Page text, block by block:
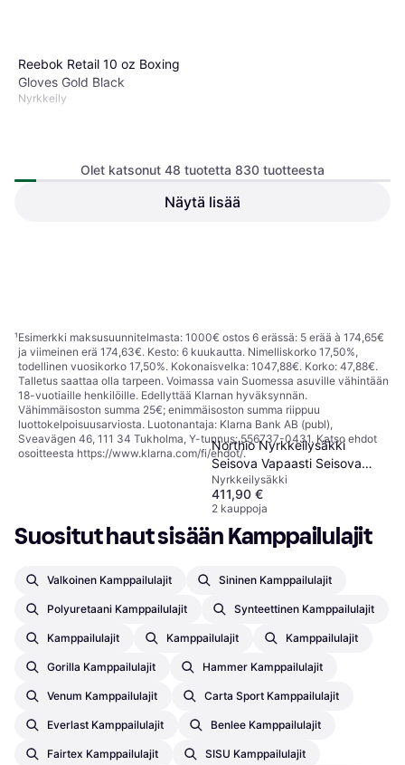
Reebok Retail 10 oz Boxing
Gloves Gold Black
Nyrkkeily
Northio Nyrkkeilysäkki
Seisova Vapaasti Seisova
Nyrkkeilysäkki Aikuisille 170
Imukuppipohjalla Raskas
Nyrkkeilysäkki Ammattilaisille
Nyrkkeilysäkki
411,90 €
2 kauppoja
Olet katsonut 48 tuotetta 830 tuotteesta
Näytä lisää
¹Esimerkki maksusuunnitelmasta: 1000€ ostos 6 erässä: 5 erää à 174,65€
ja viimeinen erä 174,63€. Kesto: 6 kuukautta. Nimelliskorko 17,50%,
todellinen vuosikorko 17,50%. Kokonaisvelka: 1047,88€. Korko: 47,88€.
Talletus saattaa olla tarpeen. Voimassa vain Suomessa asuville vähintään
18-vuotiaille henkilöille. Edellyttää Klarnan hyväksynnän.
Vähimmäisoston summa 25€; enimmäisoston summa riippuu
luottokelpoisuusarviosta. Luotonantaja: Klarna Bank AB (publ),
Sveavägen 46, 111 34 Tukholma, Y-tunnus: 556737-0431. Katso ehdot
osoitteesta https://www.klarna.com/fi/ehdot/.
Suositut haut sisään Kamppailulajit
Valkoinen Kamppailulajit Sininen Kamppailulajit
Polyuretaani Kamppailulajit Synteettinen Kamppailulajit
Kamppailulajit Kamppailulajit Kamppailulajit
Gorilla Kamppailulajit Hammer Kamppailulajit
Venum Kamppailulajit Carta Sport Kamppailulajit
Everlast Kamppailulajit Benlee Kamppailulajit
Fairtex Kamppailulajit SISU Kamppailulajit